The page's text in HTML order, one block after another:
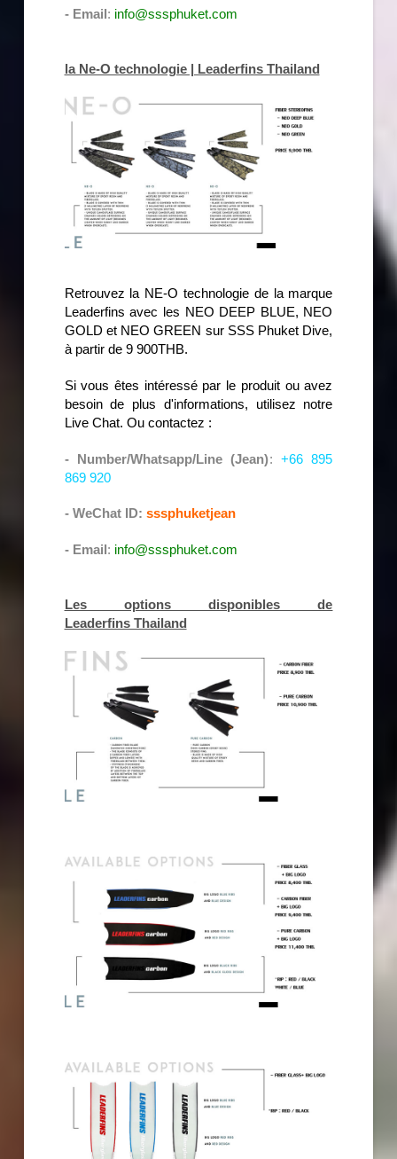
- Email: info@sssphuket.com
la Ne-O technologie | Leaderfins Thailand
Retrouvez la NE-O technologie de la marque
Leaderfins avec les NEO DEEP BLUE, NEO
GOLD et NEO GREEN sur SSS Phuket Dive,
à partir de 9 900THB.
Si vous êtes intéressé par le produit ou avez
besoin de plus d'informations, utilisez notre
Live Chat. Ou contactez :
- Number/Whatsapp/Line (Jean): +66 895
869 920
- WeChat ID: sssphuketjean
- Email: info@sssphuket.com
Les options disponibles de
Leaderfins Thailand